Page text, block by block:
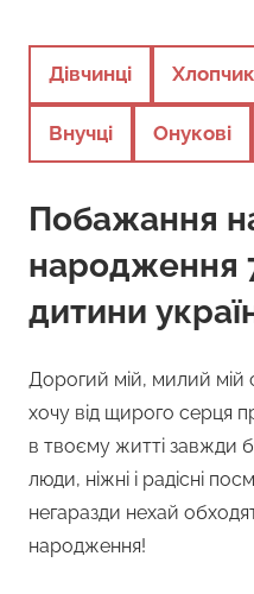
Дівчинці
Внучці Онукові
Побажання
народження
дитини
Дорогий мій, милий мій
хочу від щирого серця
в твоєму житті завжди
люди, ніжні і радісні
негаразди нехай
народження!